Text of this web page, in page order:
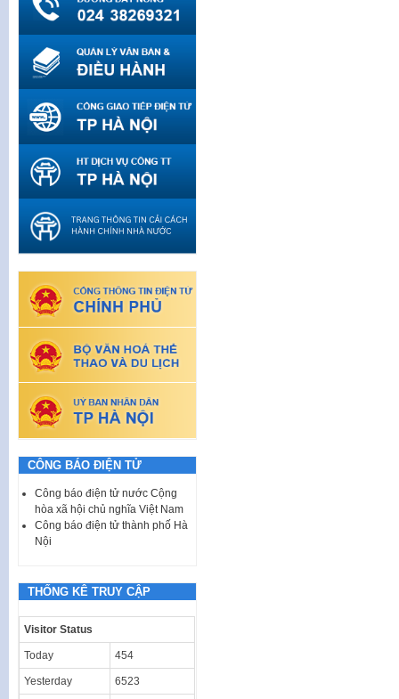
CÔNG BÁO ĐIỆN TỬ
Công báo điện tử nước Cộng
hòa xã hội chủ nghĩa Việt Nam
Công báo điện tử thành phố Hà
Nội
THỐNG KÊ TRUY CẬP
Visitor Status
Today 454
Yesterday 6523